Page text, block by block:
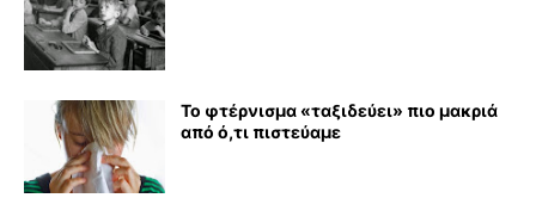
Το φτέρνισμα «ταξιδεύει» πιο μακριά
από ό,τι πιστεύαμε